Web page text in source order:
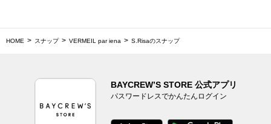
HOME スナップ VERMEIL par iena S.Risaのスナップ
BAYCREW’S STORE 公式アプリ
パスワードレスでかんたんログイン